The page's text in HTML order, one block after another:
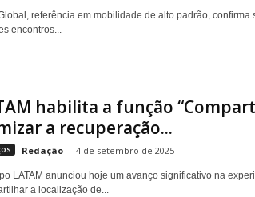
referência em mobilidade de alto padrão,
encontros...
habilita a função
a recuperação...
Redação - 4 de setembro de 2025
LATAM anunciou hoje um avanço significativo na
a localização de...